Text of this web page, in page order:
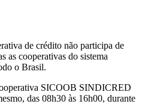
de crédito não participa de
as cooperativas do sistema
o Brasil.
SICOOB SINDICRED
das 08h30 às 16h00, durante